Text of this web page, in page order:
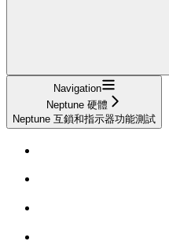
Navigation
Neptune 硬體
Neptune 互鎖和指示器功能測試